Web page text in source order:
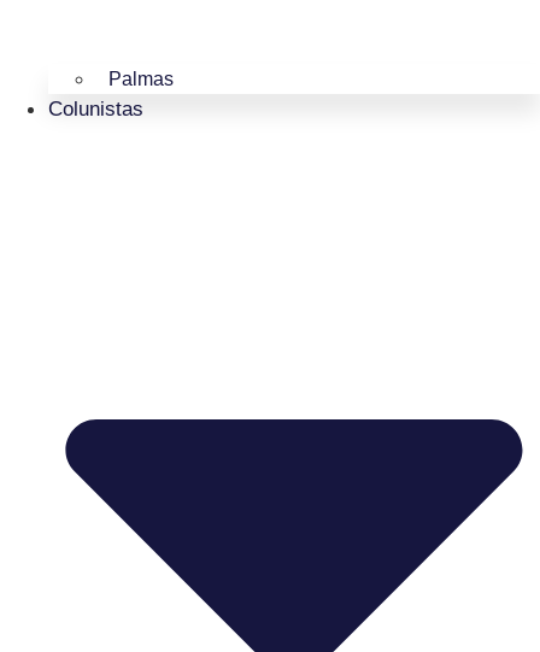
Palmas
Colunistas